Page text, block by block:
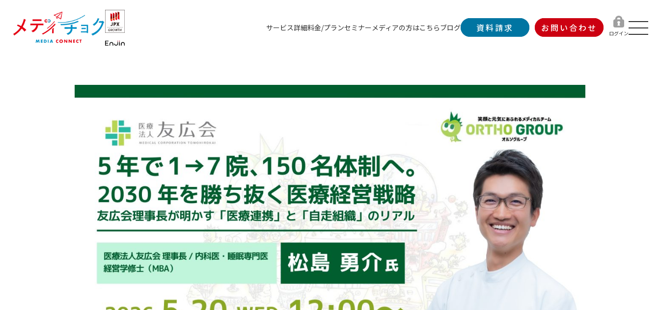
サービス詳細料金/プランセミナーメディアの方はこちらブログ 資料請求 お問い合わせ ログイン